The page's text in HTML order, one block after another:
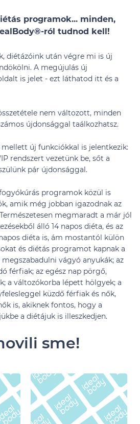
programok... minden,
ról tudnod kell!
diétázóink után végre mi is új
A megújulás új
is jelet - ezt láthatod itt és a
nem változott, minden
újdonsággal taálkozhatsz.
új funkciókkal is jelentkezik:
rendszert vezetünk be, sőt a
pár újdonsággal.
programok közül is
amik még jobban igazodnak az
megmaradt a már jól
álló 14 napos diéta, és az
diéta is, ám mostantól külön
és diétás programot kapnak a
vágyó anyukák; az
férfiak; az egész nap pörgő,
a változókorba lépett hölgyek; a
küzdő férfiak és nők,
is, akiknek fontos, hogy a
a diétájuk is illeszkedjen.
sme!